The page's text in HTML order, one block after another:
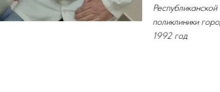
поликлиники
1992 год